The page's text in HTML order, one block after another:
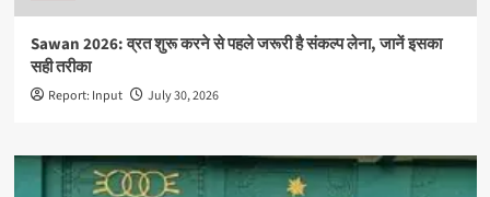
Sawan 2026: व्रत शुरू करने से पहले जरूरी है संकल्प लेना, जानें इसका
सही तरीका
Report: Input July 30, 2026